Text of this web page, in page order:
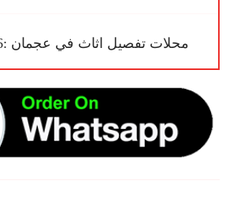
محلات تفصيل اثاث في عجمان :0545681606